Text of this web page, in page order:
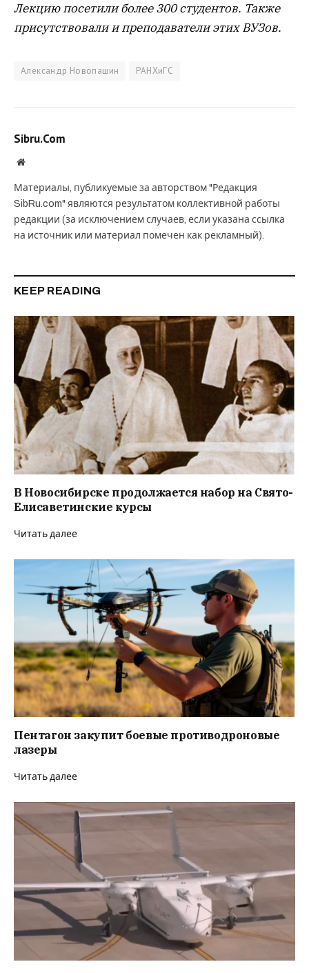
Лекцию посетили более 300 студентов. Также
присутствовали и преподаватели этих ВУЗов.
Александр Новопашин РАНХиГС
Sibru.Com
Website
Материалы, публикуемые за авторством "Редакция
SibRu.com" являются результатом коллективной работы
редакции (за исключением случаев, если указана ссылка
на источник или материал помечен как рекламный).
KEEP READING
В Новосибирске продолжается набор на Свято-
Елисаветинские курсы
Читать далее
Пентагон закупит боевые противодроновые
лазеры
Читать далее